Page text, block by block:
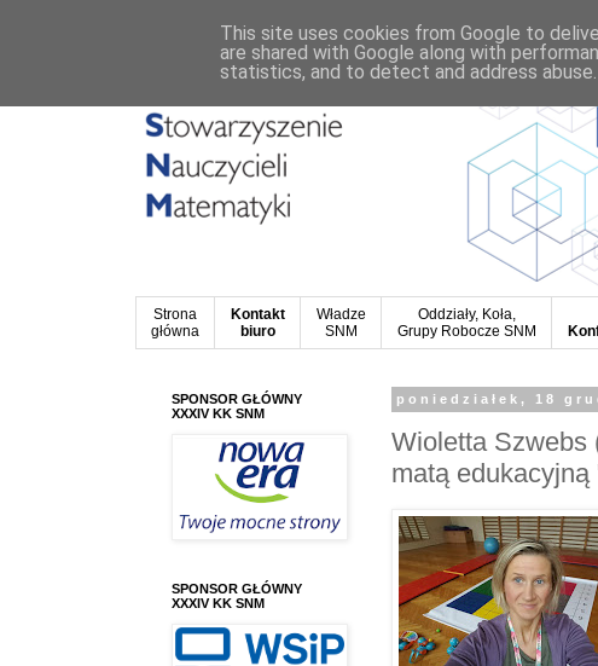
Strona
główna
Kontakt
biuro
Władze
SNM
Oddziały, Koła,
Grupy Robocze SNM
poniedziałek, 18
Wioletta Szwebs
matą
SPONSOR GŁÓWNY
XXXIV KK SNM
SPONSOR GŁÓWNY
XXXIV KK SNM
This site uses cookies from Google to
are shared with Google along with
statistics, and to detect and address abuse.